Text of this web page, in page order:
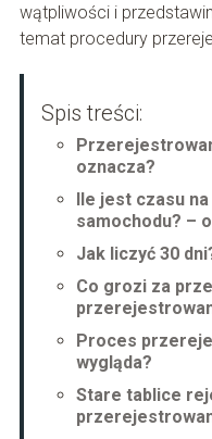
wątpliwości i
temat procedury
Spis treści:
oznacza?
Ile jest czasu
samochodu? –
Jak liczyć 30
Co grozi za
Proces
wygląda?
Stare tablice